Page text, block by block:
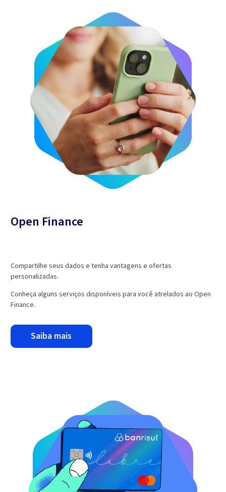
Open Finance
Compartilhe seus dados e tenha vantagens e ofertas
personalizadas.
Conheça alguns serviços disponíveis para você atrelados ao Open
Finance.
saiba mais